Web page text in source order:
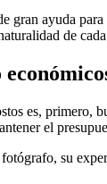
gran ayuda
de
es, primero,
el
su